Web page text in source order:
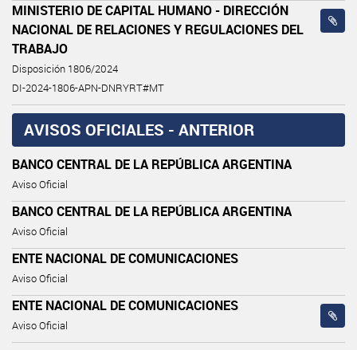
MINISTERIO DE CAPITAL HUMANO - DIRECCIÓN
NACIONAL DE RELACIONES Y REGULACIONES DEL
TRABAJO
Disposición 1806/2024
DI-2024-1806-APN-DNRYRT#MT
AVISOS OFICIALES - ANTERIOR
BANCO CENTRAL DE LA REPÚBLICA ARGENTINA
Aviso Oficial
BANCO CENTRAL DE LA REPÚBLICA ARGENTINA
Aviso Oficial
ENTE NACIONAL DE COMUNICACIONES
Aviso Oficial
ENTE NACIONAL DE COMUNICACIONES
Aviso Oficial